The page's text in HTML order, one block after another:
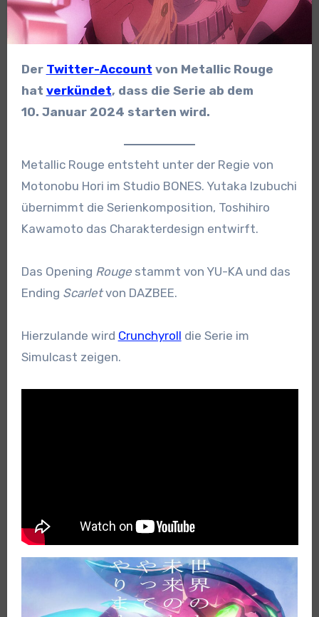
Der Twitter-Account von Metallic Rouge
hat verkündet, dass die Serie ab dem
10. Januar 2024 starten wird.
Metallic Rouge entsteht unter der Regie von
Motonobu Hori im Studio BONES. Yutaka Izubuchi
übernimmt die Serienkomposition, Toshihiro
Kawamoto das Charakterdesign entwirft.
Das Opening Rougestammt von YU-KA und das
Ending Scarletvon DAZBEE.
Hierzulande wird Crunchyroll die Serie im
Simulcast zeigen.